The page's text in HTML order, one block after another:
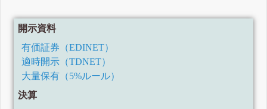
四半期報告書-第43期第3四半期(2022/10/01-2022/12/31)
四半期報告書-第43期第2四半期(令和4年7月1日-令和4年9月30日)
四半期報告書-第43期第1四半期(令和4年4月1日-令和4年6月30日)
有価証券報告書-第42期(令和3年4月1日-令和4年3月31日)
四半期報告書-第42期第3四半期(令和3年10月1日-令和3年12月31
日)
開示資料
有価証券（EDINET）
適時開示（TDNET）
大量保有（5%ルール）
決算